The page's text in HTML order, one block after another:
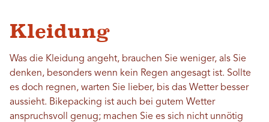
Kleidung
Was die Kleidung angeht, brauchen Sie weniger, als Sie
denken, besonders wenn kein Regen angesagt ist. Sollte
es doch regnen, warten Sie lieber, bis das Wetter besser
aussieht. Bikepacking ist auch bei gutem Wetter
anspruchsvoll genug; machen Sie es sich nicht unnötig